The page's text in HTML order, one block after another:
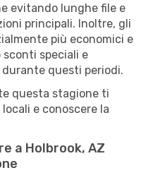
evitando lunghe file e
principali. Inoltre, gli
più economici e
speciali e
questi periodi.
questa stagione ti
e conoscere la
a Holbrook, AZ